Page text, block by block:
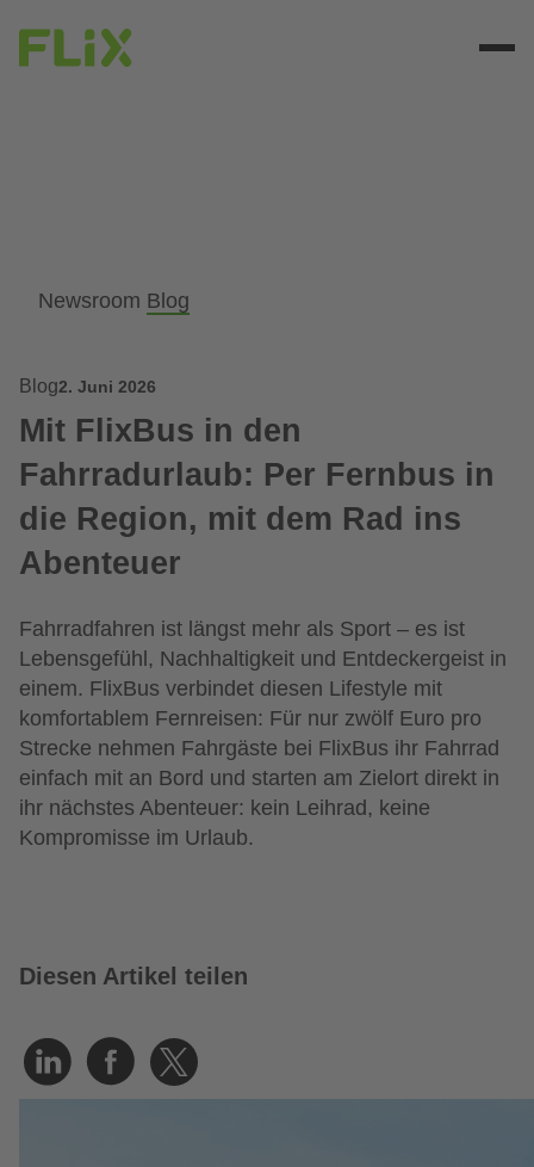
Newsroom Blog
Blog2. Juni 2026
Mit FlixBus in den
Fahrradurlaub: Per Fernbus in
die Region, mit dem Rad ins
Abenteuer
Fahrradfahren ist längst mehr als Sport – es ist
Lebensgefühl, Nachhaltigkeit und Entdeckergeist in
einem. FlixBus verbindet diesen Lifestyle mit
komfortablem Fernreisen: Für nur zwölf Euro pro
Strecke nehmen Fahrgäste bei FlixBus ihr Fahrrad
einfach mit an Bord und starten am Zielort direkt in
ihr nächstes Abenteuer: kein Leihrad, keine
Kompromisse im Urlaub.
Diesen Artikel teilen